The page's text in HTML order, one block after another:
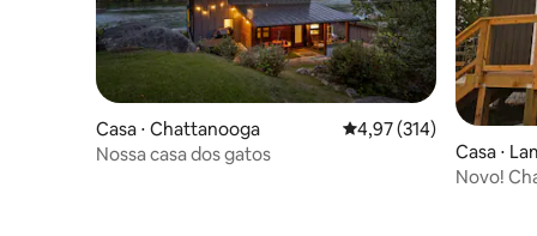
Casa ⋅ Chattanooga 4,97 de uma avaliação
4,97 (314)
Nossa casa dos gatos
Casa ⋅
Novo!